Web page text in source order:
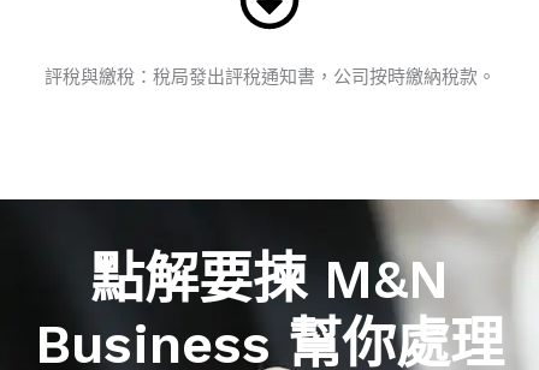
評稅與繳稅：稅局發出評稅通知書，公司按時繳納稅款。
點解要揀 M&N
Business 幫你處理